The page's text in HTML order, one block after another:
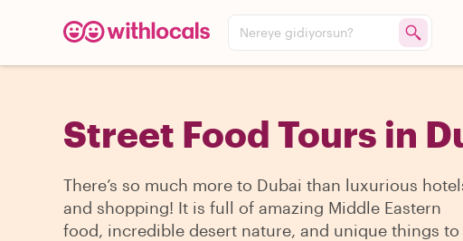
Nereye gidiyorsun?
Street Food Tours in
There’s so much more to Dubai than luxurious
and shopping! It is full of amazing Middle Eastern
food, incredible desert nature, and unique things to